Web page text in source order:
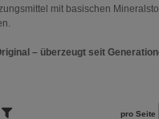
mit basischen
– überzeugt seit
pro Seite